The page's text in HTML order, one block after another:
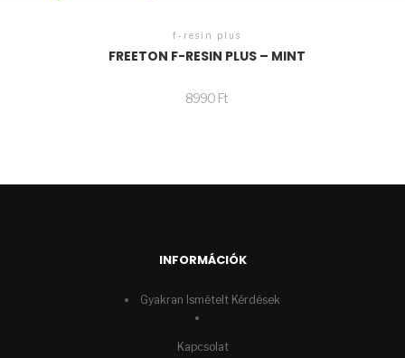
f-resin plus
FREETON F-RESIN PLUS – MINT
8990 Ft
INFORMÁCIÓK
Gyakran Ismételt Kérdések
Kapcsolat